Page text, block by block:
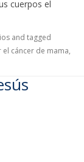
cuerpos el
and tagged
cáncer de mama,